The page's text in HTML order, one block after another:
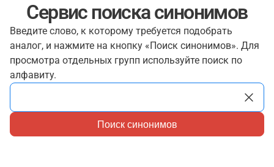
Сервис поиска синонимов
Введите слово, к которому требуется подобрать
аналог, и нажмите на кнопку «Поиск синонимов». Для
просмотра отдельных групп используйте поиск по
алфавиту.
Поиск синонимов